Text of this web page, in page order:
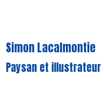
Simon Lacalmontie
Paysan et illustrateur